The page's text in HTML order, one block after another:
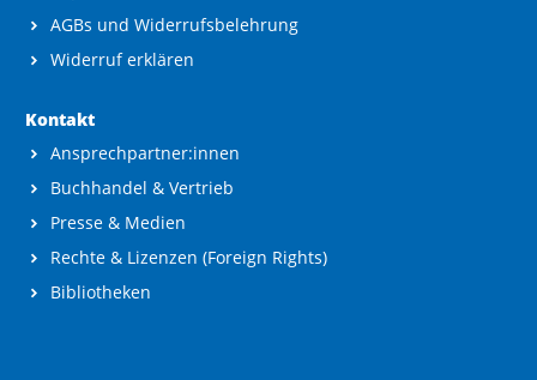
AGBs und Widerrufsbelehrung
Widerruf erklären
Kontakt
Ansprechpartner:innen
Buchhandel & Vertrieb
Presse & Medien
Rechte & Lizenzen (Foreign Rights)
Bibliotheken